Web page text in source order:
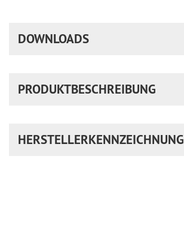
DOWNLOADS
PRODUKTBESCHREIBUNG
HERSTELLERKENNZEICHNUNG